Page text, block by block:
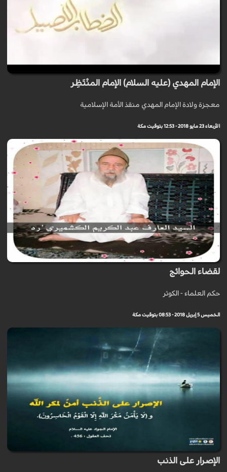
الإمام المهدي (عليه السلام) الإمام المنْتَظِر
معجزة ولادة الإمام المهدي منقذ الأمة الإسلامية
الأربعاء 23 مايو 2018 - 12:53 بتوقيت مكة
لقضاء الحوائج
حكم العلماء - الكوثر
الخميس 5 إبريل 2018 - 08:53 بتوقيت مكة
الإصرار على الذنب